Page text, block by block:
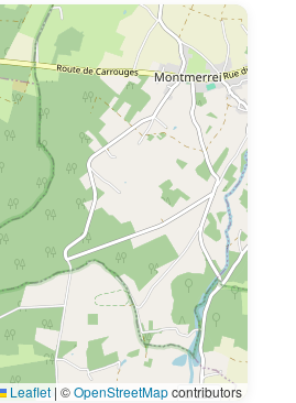
Leaflet | ©OpenStreetMapcontributors